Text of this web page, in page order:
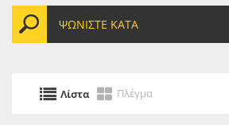
ΨΩΝΊΣΤΕ ΚΑΤΆ
Λίστα Πλέγμα